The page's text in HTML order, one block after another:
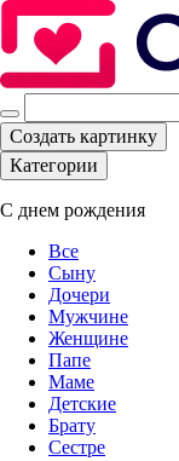
Создать картинку
Категории
С днем рождения
Все
Сыну
Дочери
Мужчине
Женщине
Папе
Маме
Детские
Брату
Сестре